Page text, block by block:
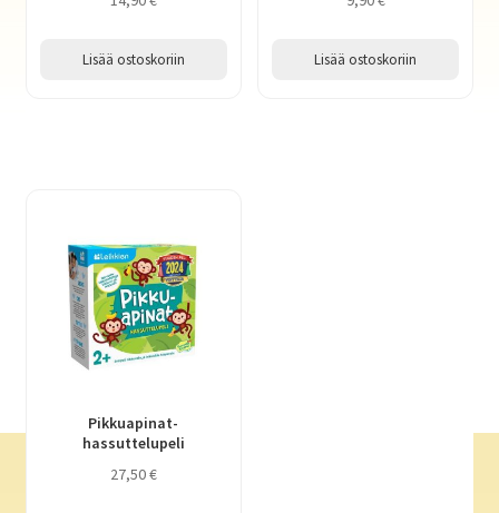
Lisää ostoskoriin Lisää ostoskoriin
Pikkuapinat-
hassuttelupeli
27,50€